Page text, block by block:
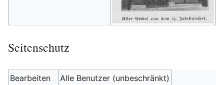
Seitenschutz
Bearbeiten
Alle Benutzer (unbeschränkt)